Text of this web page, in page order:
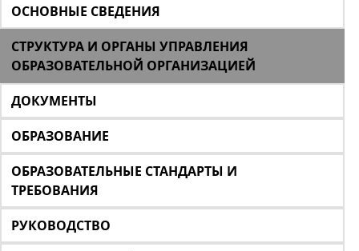
ОСНОВНЫЕ СВЕДЕНИЯ
СТРУКТУРА И ОРГАНЫ УПРАВЛЕНИЯ
ОБРАЗОВАТЕЛЬНОЙ ОРГАНИЗАЦИЕЙ
ДОКУМЕНТЫ
ОБРАЗОВАНИЕ
ОБРАЗОВАТЕЛЬНЫЕ СТАНДАРТЫ И
ТРЕБОВАНИЯ
РУКОВОДСТВО